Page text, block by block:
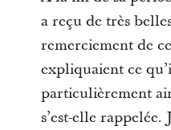
a reçu de très
remerciement de
expliquaient ce
particulièrement
s’est-elle rappelée.